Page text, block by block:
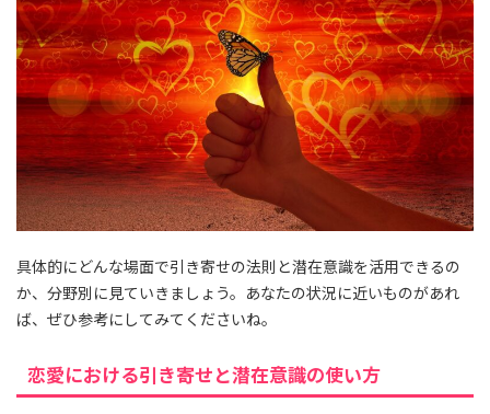
具体的にどんな場面で引き寄せの法則と潜在意識を活用できるの
か、分野別に見ていきましょう。あなたの状況に近いものがあれ
ば、ぜひ参考にしてみてくださいね。
恋愛における引き寄せと潜在意識の使い方